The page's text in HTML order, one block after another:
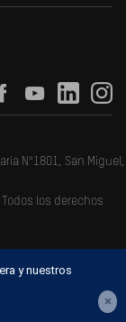
N°1801, San Miguel,
los derechos
y nuestros
×